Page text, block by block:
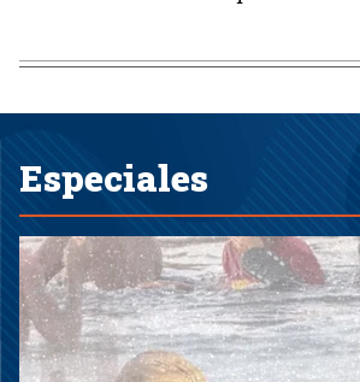
Especiales